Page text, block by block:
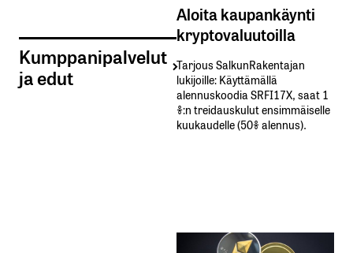
Kumppanipalvelut
ja edut
Aloita kaupankäynti
kryptovaluutoilla
Tarjous SalkunRakentajan
lukijoille: Käyttämällä​ ​
alennuskoodia​ ​SRFI17X,​ ​saat​ ​1
%:n treidauskulut​ ​ensimmäiselle​ ​
kuukaudelle​ ​(50%​ ​alennus).